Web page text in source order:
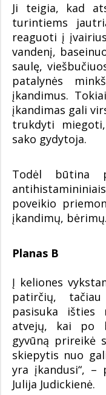
Ji teigia, kad
turintiems
reaguoti į
vandenį,
saulę,
patalynės
įkandimus.
įkandimas gali
trukdyti
sako gydytoja.
Todėl būtina
poveikio
įkandimų, bėrimų.
Planas B
Į keliones
patirčių,
pasisuka išties
atvejų, kai po
gyvūną prireikė
skiepytis nuo
yra įkandusi“, –
Julija Judickienė.